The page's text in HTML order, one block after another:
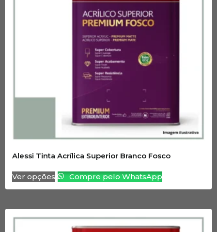
Alessi Tinta Acrílica Superior Branco Fosco
Ver opções Compre pelo WhatsApp